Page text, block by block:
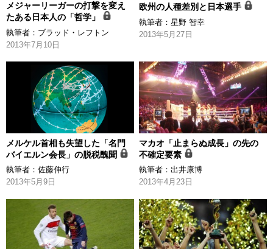
メジャーリーガーの打撃を変え
たある日本人の「哲学」
執筆者： ブラッド・レフトン
2013年7月10日
欧州の人種差別と日本選手
執筆者：星野 智幸
2013年5月27日
メルケル首相も失望した「名門
バイエルン会長」の脱税醜聞
執筆者： 佐藤伸行
2013年5月9日
マカオ「止まらぬ成長」の先の
不確定要素
執筆者：出井康博
2013年4月23日